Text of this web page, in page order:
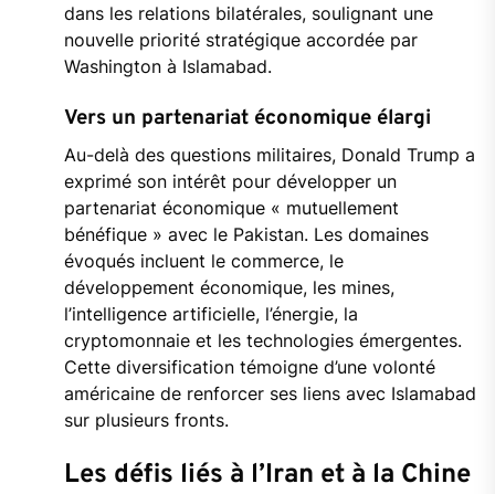
dans les relations bilatérales, soulignant une
nouvelle priorité stratégique accordée par
Washington à Islamabad.
Vers un partenariat économique élargi
Au-delà des questions militaires, Donald Trump a
exprimé son intérêt pour développer un
partenariat économique « mutuellement
bénéfique » avec le Pakistan. Les domaines
évoqués incluent le commerce, le
développement économique, les mines,
l’intelligence artificielle, l’énergie, la
cryptomonnaie et les technologies émergentes.
Cette diversification témoigne d’une volonté
américaine de renforcer ses liens avec Islamabad
sur plusieurs fronts.
Les défis liés à l’Iran et à la Chine